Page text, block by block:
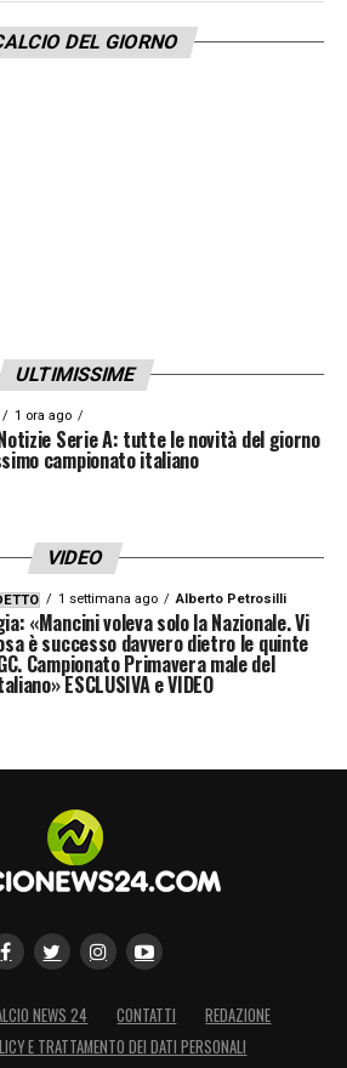
DEL GIORNO
ULTIMISSIME
1 ora ago
Serie A: tutte le novità del giorno
campionato italiano
VIDEO
1 settimana ago Alberto Petrosilli
«Mancini voleva solo la Nazionale. Vi
è successo davvero dietro le quinte
Campionato Primavera male del
ESCLUSIVA e VIDEO
NEWS 24 CONTATTI
REDAZIONE
E TRATTAMENTO DEI DATI PERSONALI